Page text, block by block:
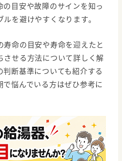
目安や故障のサインを知っ
を避けやすくなります。
寿命の目安や寿命を迎えたと
させる方法について詳しく解
断基準についても紹介する
悩んでいる方はぜひ参考に